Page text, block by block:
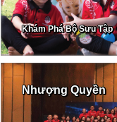
Khám Phá Bộ Sưu Tập
Nhượng Quyền